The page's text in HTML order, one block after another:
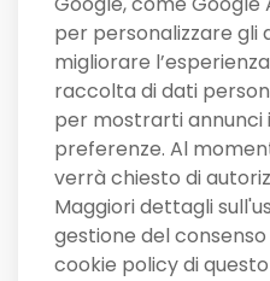
per personalizzare gli
migliorare
raccolta di dati
per mostrarti annunci
preferenze. Al
verrà chiesto di
Maggiori dettagli
gestione del
cookie policy di